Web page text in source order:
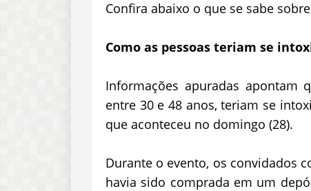
Confira abaixo o que se sabe
Como as pessoas teriam se
Informações apuradas apontam
entre 30 e 48 anos, teriam se
que aconteceu no domingo (28).
Durante o evento, os convidados
havia sido comprada em um